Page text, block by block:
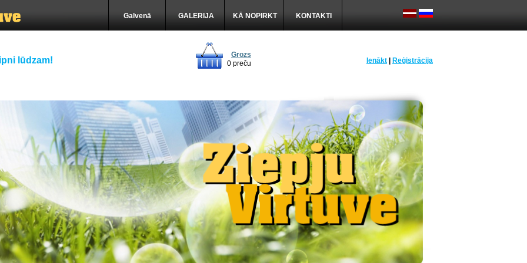
Galvenā GALERIJA KĀ NOPIRKT KONTAKTI
lūdzam!
Grozs
0 preču
Ienākt Reģistrācija